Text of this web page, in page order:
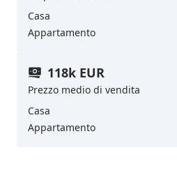
Casa
Appartamento
118k EUR
Prezzo medio di vendita
Casa
Appartamento